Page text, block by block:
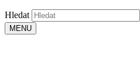
Hledat
MENU